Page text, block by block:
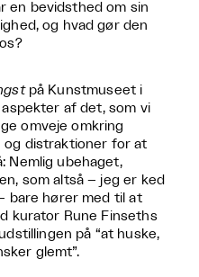
en bevidsthed om sin
og hvad gør den
på Kunstmuseet i
aspekter af det, som vi
omveje omkring
og distraktioner for at
Nemlig ubehaget,
som altså – jeg er ked
bare hører med til at
kurator Rune Finseths
på “at huske,
glemt”.